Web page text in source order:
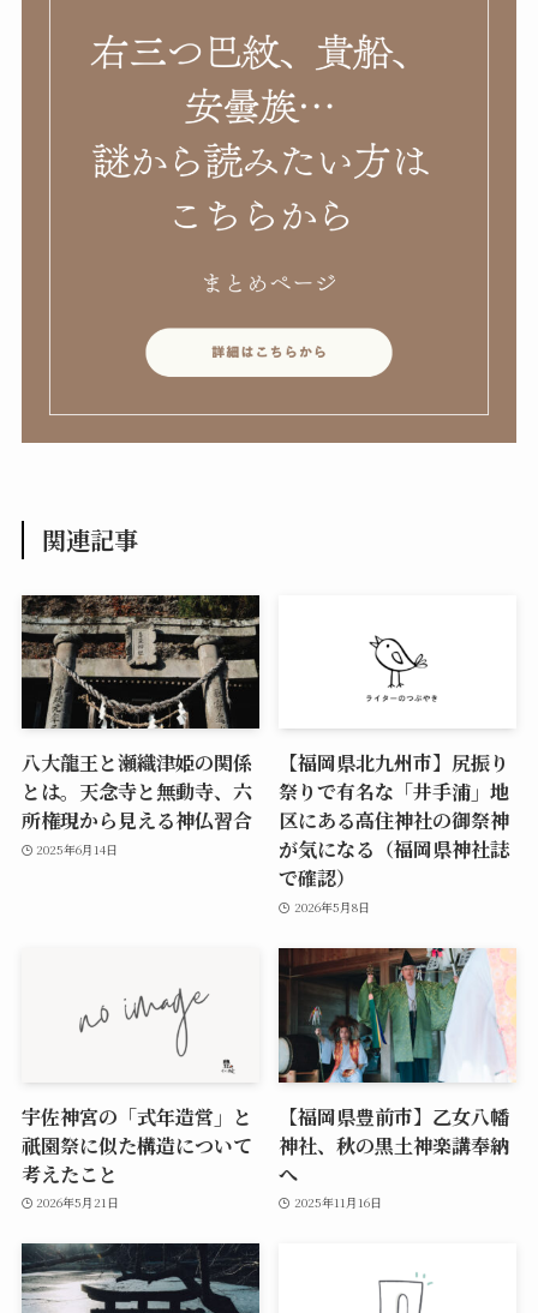
関連記事
八大龍王と瀬織津姫の関係
とは。天念寺と無動寺、六
所権現から見える神仏習合
2025年6月14日
【福岡県北九州市】尻振り
祭りで有名な「井手浦」地
区にある高住神社の御祭神
が気になる（福岡県神社誌
で確認）
2026年5月8日
宇佐神宮の「式年造営」と
祇園祭に似た構造について
考えたこと
2026年5月21日
【福岡県豊前市】乙女八幡
神社、秋の黒土神楽講奉納
へ
2025年11月16日